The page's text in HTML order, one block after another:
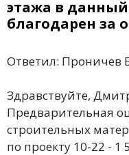
этажа в
благодарен за
Ответил: Проничев
Здравствуйте,
Предварительная
строительных
по проекту 10-22 - 1